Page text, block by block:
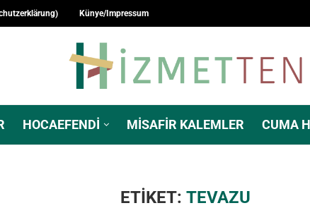
Künye/Impressum
HOCAEFENDI MISAFIR KALEMLER CUMA
ETIKET: TEVAZU